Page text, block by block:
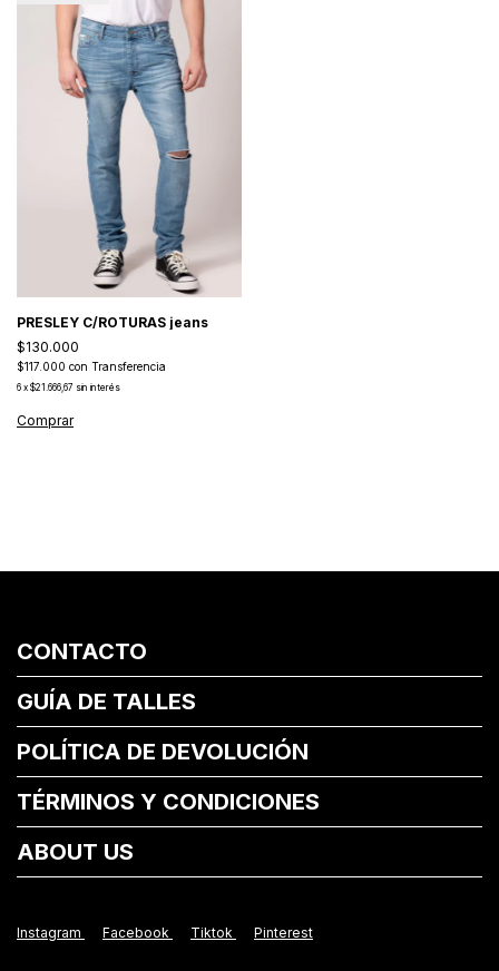
PRESLEY C/ROTURAS jeans
$130.000
$117.000 con Transferencia
6 x $21.666,67 sin interés
Comprar
CONTACTO
GUÍA DE TALLES
POLÍTICA DE DEVOLUCIÓN
TÉRMINOS Y CONDICIONES
ABOUT US
Instagram Facebook Tiktok Pinterest